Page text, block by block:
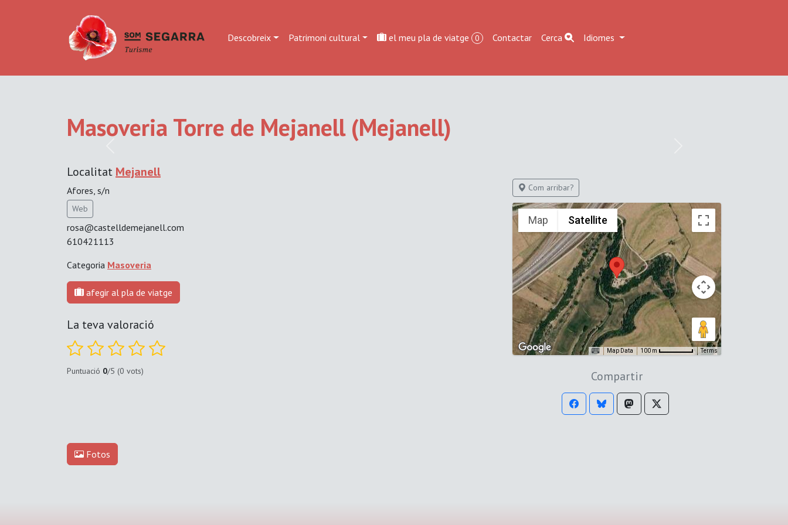
Descobreix Patrimoni cultural el meu pla de viatge 0 Contactar Cerca Idiomes
Masoveria Torre de Mejanell (Mejanell)
Localitat Mejanell
Afores, s/n
Web
rosa@castelldemejanell.com
610421113
Categoria Masoveria
afegir al pla de viatge
La teva valoració
Puntuació 0/5 (0 vots)
Com arribar?
Map Satellite
Map Data 100 m Terms
Compartir
Fotos